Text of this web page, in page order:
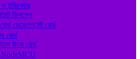
ইন্ডিকেটর
ডিসপ্লে
ডেভেলপমেন্ট বোর্ড
বোর্ড
উনো বোর্ড
NodeMCU